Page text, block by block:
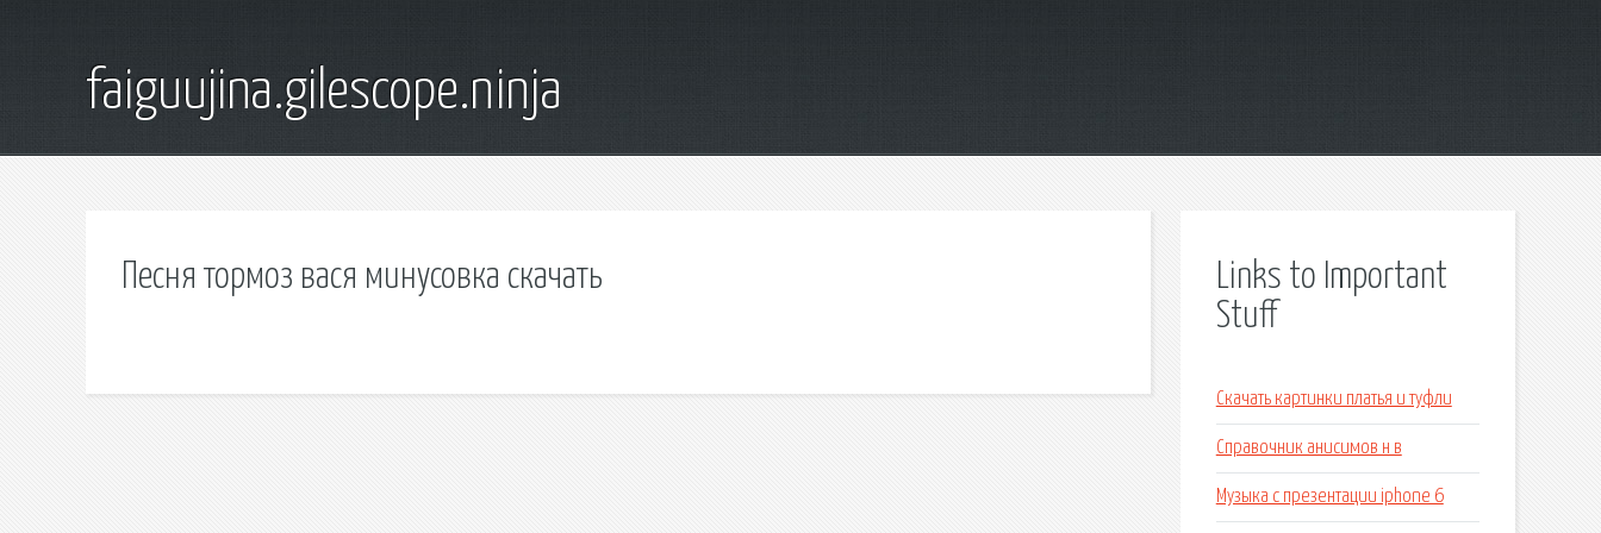
faiguujina.gilescope.ninja
Песня тормоз вася минусовка скачать
Links to Important
Stuff
Скачать картинки платья и туфли
Справочник анисимов н в
Музыка с презентации iphone 6